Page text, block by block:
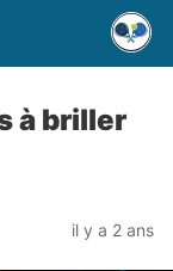
à briller
il y a 2 ans